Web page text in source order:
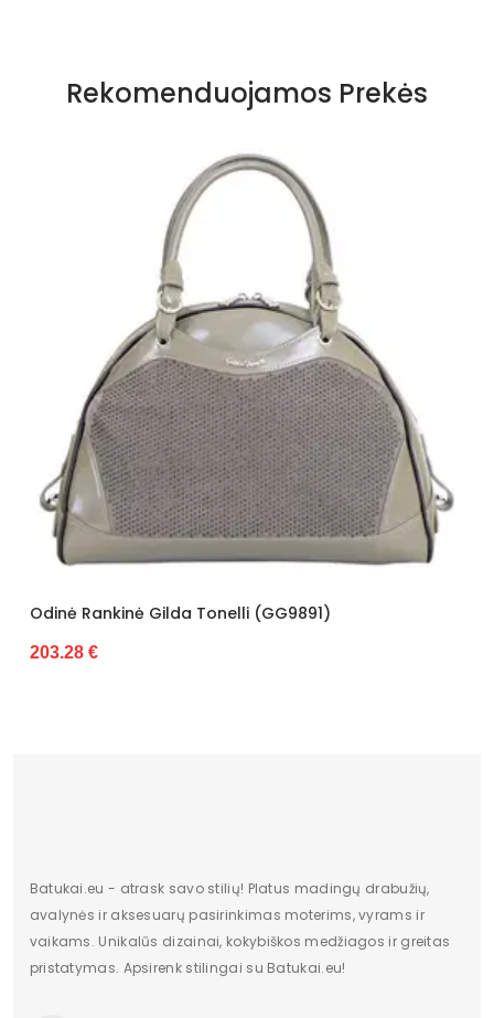
Rekomenduojamos Prekės
Gilda Tonelli (GG9891)
Batukai.eu - atrask savo stilių! Platus madingų drabužių,
avalynės ir aksesuarų pasirinkimas moterims, vyrams ir
vaikams. Unikalūs dizainai, kokybiškos medžiagos ir greitas
pristatymas. Apsirenk stilingai su Batukai.eu!